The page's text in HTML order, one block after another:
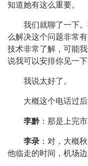
知道她有这么重要。
我们就聊了一下
么解决这个问题非常
技术非常了解，可能
说我可以安排你见一下
我说太好了。
大概这个电话过
李黔：那是上完市
李录 ：对，大概
他临走的时间，机场